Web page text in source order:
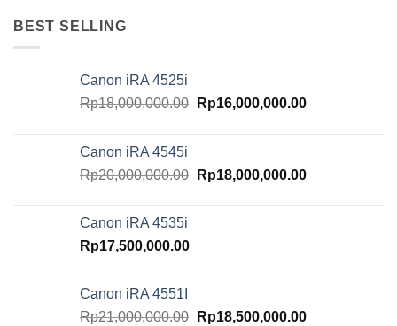
BEST SELLING
Canon iRA 4525i
Rp18,000,000.00 Original
Rp16,000,000.00Current
Canon iRA 4545i
Rp20,000,000.00 Original
Rp18,000,000.00Current
Canon iRA 4535i
Rp17,500,000.00
Canon iRA 4551I
Rp21,000,000.00 Original
Rp18,500,000.00Current